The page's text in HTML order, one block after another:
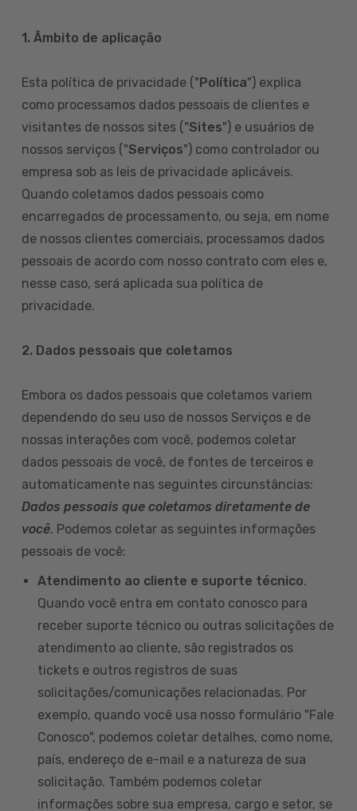
1. Âmbito de aplicação
Esta política de privacidade ("Política") explica
como processamos dados pessoais de clientes e
visitantes de nossos sites ("Sites") e usuários de
nossos serviços ("Serviços") como controlador ou
empresa sob as leis de privacidade aplicáveis.
Quando coletamos dados pessoais como
encarregados de processamento, ou seja, em nome
de nossos clientes comerciais, processamos dados
pessoais de acordo com nosso contrato com eles e,
nesse caso, será aplicada sua política de
privacidade.
2. Dados pessoais que coletamos
Embora os dados pessoais que coletamos variem
dependendo do seu uso de nossos Serviços e de
nossas interações com você, podemos coletar
dados pessoais de você, de fontes de terceiros e
automaticamente nas seguintes circunstâncias:
Dados pessoais que coletamos diretamente de
você. Podemos coletar as seguintes informações
pessoais de você:
Atendimento ao cliente e suporte técnico.
Quando você entra em contato conosco para
receber suporte técnico ou outras solicitações de
atendimento ao cliente, são registrados os
tickets e outros registros de suas
solicitações/comunicações relacionadas. Por
exemplo, quando você usa nosso formulário "Fale
Conosco", podemos coletar detalhes, como nome,
país, endereço de e-mail e a natureza de sua
solicitação. Também podemos coletar
informações sobre sua empresa, cargo e setor, se